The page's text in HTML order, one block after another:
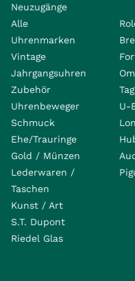
Neuzugänge
Alle
Uhrenmarken
Vintage
Jahrgangsuhren
Zubehör
Uhrenbeweger
Schmuck
Ehe/Trauringe
Gold / Münzen
Lederwaren /
Taschen
Kunst / Art
S.T. Dupont
Riedel Glas
U-